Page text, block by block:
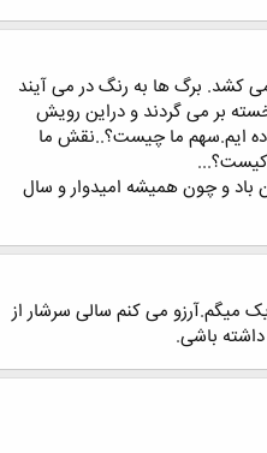
کشد. برگ ها به رنگ در می آیند
بر می گردند و دراین رویش
ایم.سهم ما چیست؟..نقش ما
کیست؟...
باد و چون همیشه امیدوار و سال
میگم.آرزو می کنم سالی سرشار از
باشی.